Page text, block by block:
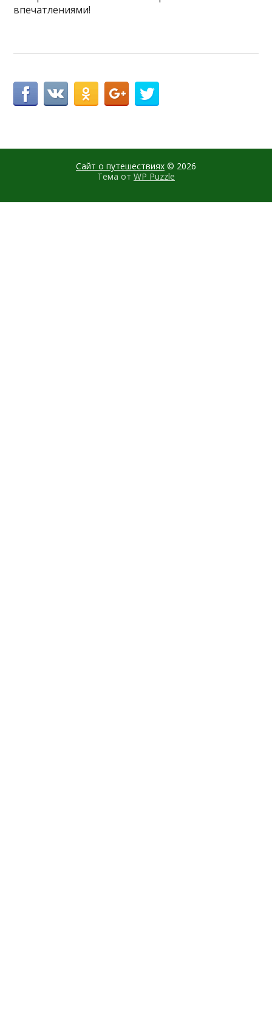
впечатлениями!
Сайт о путешествиях © 2026
Тема от WP Puzzle